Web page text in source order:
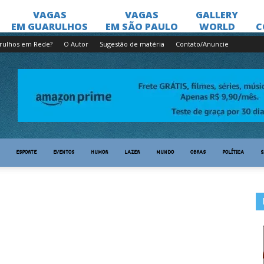
em Rede? O Autor Sugestão de matéria Contato/Anuncie
ESPORTE EVENTOS HUMOR LAZER MUNDO OBRAS POLÍTICA